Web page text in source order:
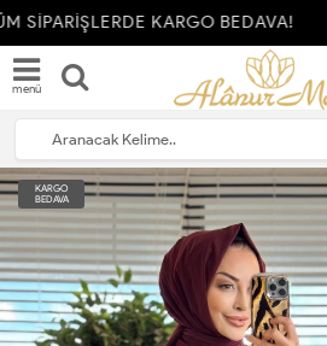
SİPARİŞLERDE KARGO BEDAVA!
menü
KARGO
BEDAVA